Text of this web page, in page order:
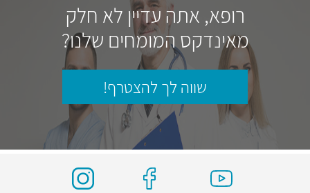
רופא, אתה עדיין לא חלק
מאינדקס המומחים שלנו?
שווה לך להצטרף!